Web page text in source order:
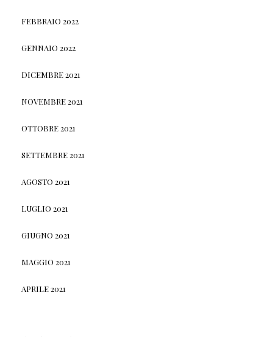
FEBBRAIO 2022
GENNAIO 2022
DICEMBRE 2021
NOVEMBRE 2021
OTTOBRE 2021
SETTEMBRE 2021
AGOSTO 2021
LUGLIO 2021
GIUGNO 2021
MAGGIO 2021
APRILE 2021